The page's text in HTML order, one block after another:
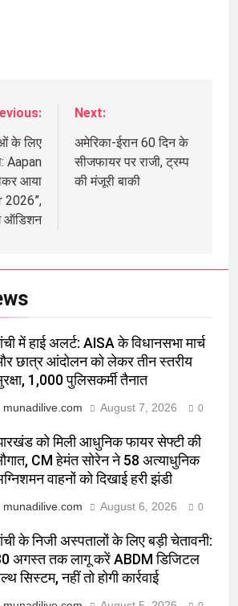
के लिए
Aapan
आया
2026”,
ऑडिशन
Next:
अमेरिका-ईरान 60 दिन के
सीजफायर पर राजी, ट्रम्प
की मंजूरी बाकी
में हाई अलर्ट: AISA के विधानसभा मार्च
छात्र आंदोलन को लेकर तीन स्तरीय
1,000 पुलिसकर्मी तैनात
munadilive.com August 7, 2026 0
को मिली आधुनिक फायर सेफ्टी की
CM हेमंत सोरेन ने 58 अत्याधुनिक
वाहनों को दिखाई हरी झंडी
munadilive.com August 6, 2026 0
के निजी अस्पतालों के लिए बड़ी चेतावनी:
अगस्त तक लागू करें ABDM डिजिटल
सिस्टम, नहीं तो होगी कार्रवाई